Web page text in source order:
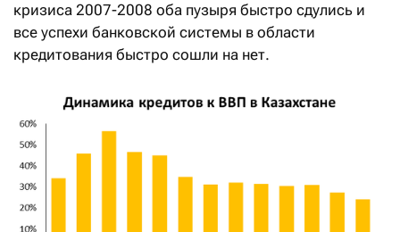
кризиса 2007-2008 оба пузыря быстро сдулись и
все успехи банковской системы в области
кредитования быстро сошли на нет.